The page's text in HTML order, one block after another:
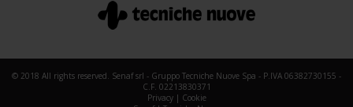
© 2018 All rights reserved. Senaf srl - Gruppo Tecniche Nuove Spa - P.IVA 06382730155 -
C.F. 02213830371
Privacy| Cookie